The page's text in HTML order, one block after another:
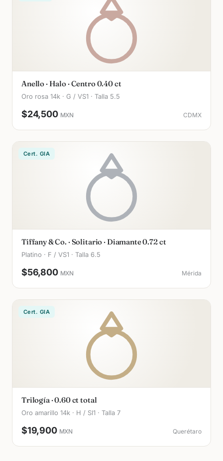
Anello · Halo · Centro 0.40 ct
Oro rosa 14k · G / VS1 · Talla 5.5
$24,500 MXN CDMX
Cert. GIA
Tiffany & Co. · Solitario · Diamante 0.72 ct
Platino · F / VS1 · Talla 6.5
$56,800 MXN Mérida
Cert. GIA
Trilogía · 0.60 ct total
Oro amarillo 14k · H / SI1 · Talla 7
$19,900 MXN Querétaro